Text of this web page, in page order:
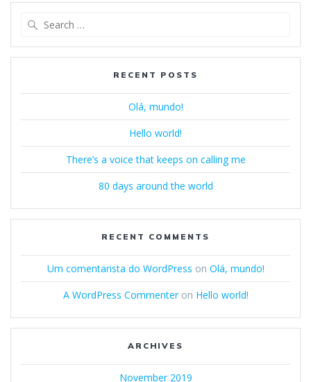
RECENT POSTS
Olá, mundo!
Hello world!
There’s a voice that keeps on calling me
80 days around the world
RECENT COMMENTS
Um comentarista do WordPress on Olá, mundo!
A WordPress Commenteron Hello world!
ARCHIVES
November 2019